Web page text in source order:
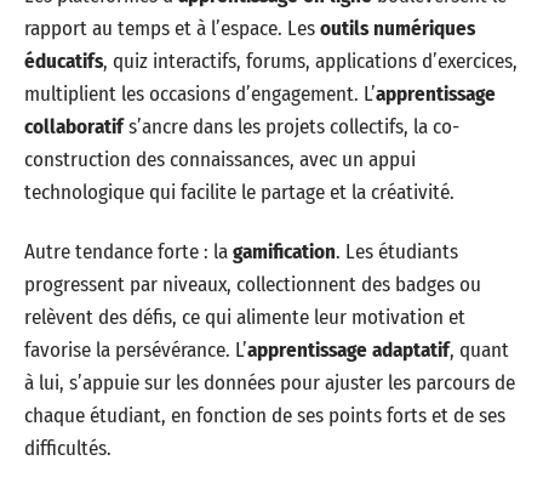
rapport au temps et à l’espace. Lesoutils numériques
éducatifs, quiz interactifs, forums, applications d’exercices,
multiplient les occasions d’engagement. L’apprentissage
collaboratifs’ancre dans les projets collectifs, la co-
construction des connaissances, avec un appui
technologique qui facilite le partage et la créativité.
Autre tendance forte : lagamification. Les étudiants
progressent par niveaux, collectionnent des badges ou
relèvent des défis, ce qui alimente leur motivation et
favorise la persévérance. L’apprentissage adaptatif, quant
à lui, s’appuie sur les données pour ajuster les parcours de
chaque étudiant, en fonction de ses points forts et de ses
difficultés.